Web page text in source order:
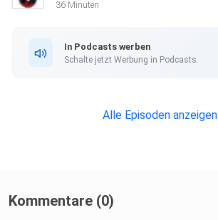
36 Minuten
In Podcasts werben
Schalte jetzt Werbung in Podcasts.
Alle Episoden anzeigen
Kommentare (0)